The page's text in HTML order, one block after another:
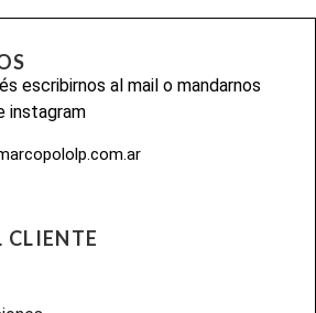
escribirnos al mail o mandarnos
instagram